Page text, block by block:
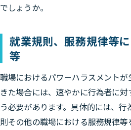
でしょうか。
就業規則、服務規律等
等
職場におけるパワーハラスメント
きた場合には、速やかに行為者に
う必要があります。具体的には、
則その他の職場における服務規律